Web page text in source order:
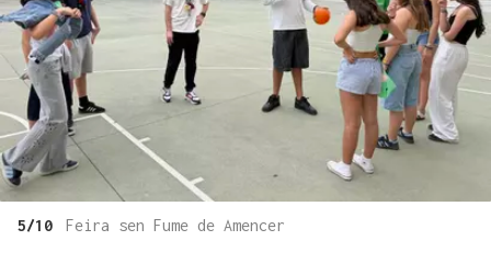
5/10 Feira sen Fume de Amencer